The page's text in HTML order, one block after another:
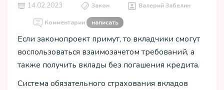
14.02.2023 Закон Валерий Забелин
Комментарии написать
Если законопроект примут, то вкладчики смогут
воспользоваться взаимозачетом требований, а
также получить вклады без погашения кредита.
Система обязательного страхования вкладов